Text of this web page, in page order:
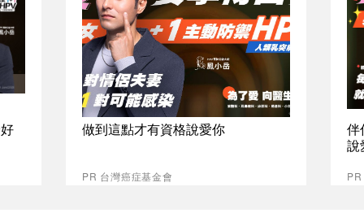
做到這點才有資格說愛你
PR 台灣癌症基金會
伴
說